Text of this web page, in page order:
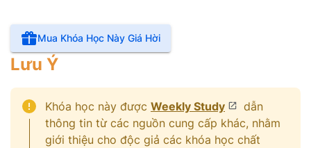
Mua Khóa Học Này Giá Hời
Lưu Ý
Khóa học này được Weekly Study
dẫn
thông tin từ các nguồn cung cấp khác, nhằm
giới thiệu cho độc giả các khóa học chất